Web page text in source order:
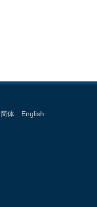
简体 English